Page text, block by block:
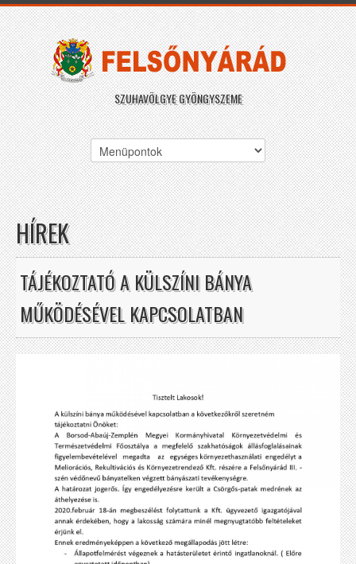
SZUHAVÖLGYE GYÖNGYSZEME
HÍREK
TÁJÉKOZTATÓ A KÜLSZÍNI BÁNYA
MŰKÖDÉSÉVEL KAPCSOLATBAN